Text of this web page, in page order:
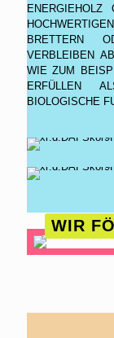
ENERGIEHOLZ
BRETTERN
VERBLEIBEN
WIE ZUM
ERFÜLLEN
BIOLOGISCHE
WIR